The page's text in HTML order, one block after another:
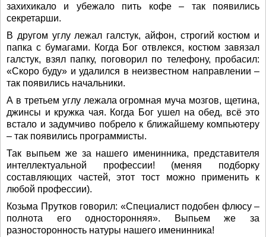
захихикало и убежало пить кофе – так появились
секретарши.
В другом углу лежал галстук, айфон, строгий костюм и
папка с бумагами. Когда Бог отвлекся, костюм завязал
галстук, взял папку, поговорил по телефону, пробасил:
«Скоро буду» и удалился в неизвестном направлении –
так появились начальники.
А в третьем углу лежала огромная муча мозгов, щетина,
джинсы и кружка чая. Когда Бог ушел на обед, всё это
встало и задумчиво побрело к ближайшему компьютеру
– так появились программисты.
Так выпьем же за нашего именинника, представителя
интеллектуальной профессии! (меняя подборку
составляющих частей, этот тост можно применить к
любой профессии).
Козьма Прутков говорил: «Специалист подобен флюсу –
полнота его односторонняя». Выпьем же за
разносторонность натуры нашего именинника!